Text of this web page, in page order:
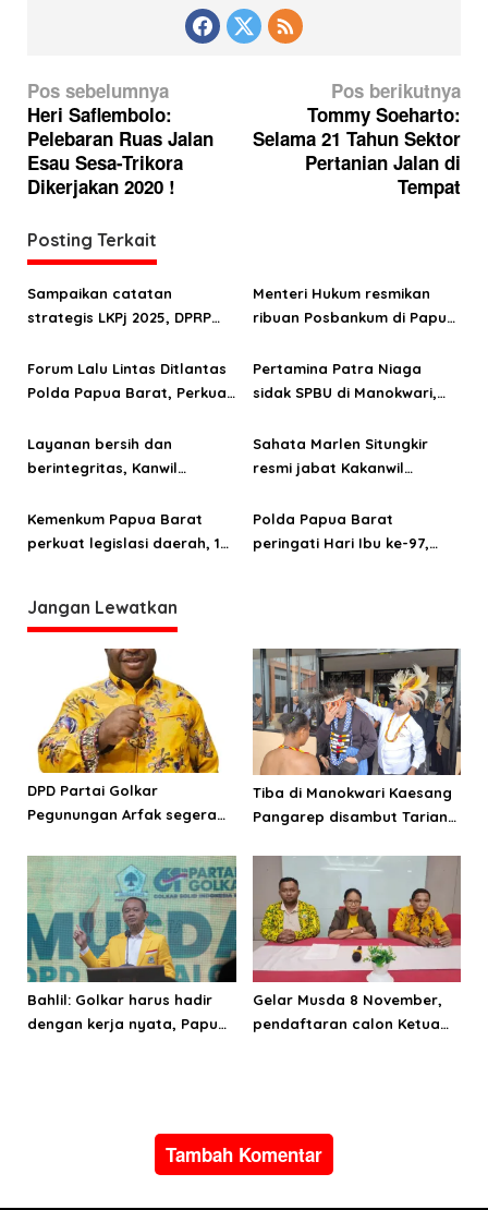
N
a
v
i
a
s
i
o
s
Pos sebelumnya
Heri Saflembolo:
Pelebaran Ruas Jalan
Esau Sesa-Trikora
Dikerjakan 2020 !
Pos berikutnya
Tommy Soeharto:
Selama 21 Tahun Sektor
Pertanian Jalan di
Tempat
Posting Terkait
Sampaikan catatan
strategis LKPj 2025, DPRP
fokus pembangunan
Menteri Hukum resmikan
ribuan Posbankum di Papua
Daya
Forum Lalu Lintas Ditlantas
Polda Papua Barat, Perkuat
berkendara
Pertamina Patra Niaga
sidak SPBU di Manokwari,
subsidi
Layanan bersih dan
berintegritas, Kanwil
predikat WBK
Sahata Marlen Situngkir
resmi jabat Kakanwil
Kemenkum Papua Barat
perkuat legislasi daerah, 123
2025
Polda Papua Barat
peringati Hari Ibu ke-97,
Jangan Lewatkan
DPD Partai Golkar
Pegunungan Arfak segera
Tiba di Manokwari Kaesang
Pangarep disambut Tarian
Bahlil: Golkar harus hadir
dengan kerja nyata, Papua
Gelar Musda 8 November,
pendaftaran calon Ketua
Tambah Komentar